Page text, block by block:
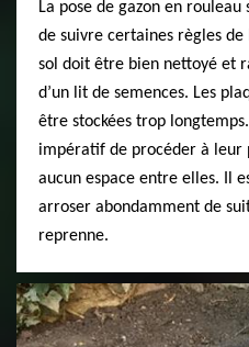
La pose de gazon en rouleau
de suivre certaines règles
sol doit être bien nettoyé et
d’un lit de semences. Les
être stockées trop
impératif de procéder à leur
aucun espace entre elles. Il
arroser abondamment de
reprenne.